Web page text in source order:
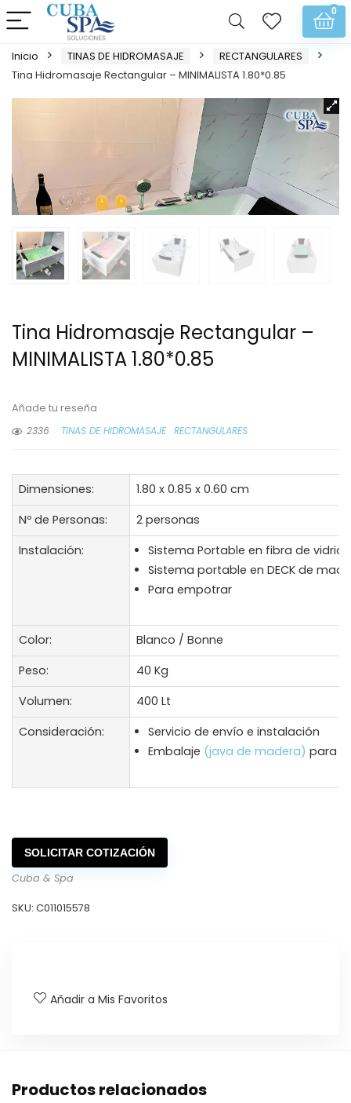
0
Inicio TINAS DE HIDROMASAJE
RECTANGULARES
Tina Hidromasaje Rectangular – MINIMALISTA 1.80*0.85
Tina Hidromasaje Rectangular –
MINIMALISTA 1.80*0.85
Añade tu reseña
2336
TINAS DE HIDROMASAJE RECTANGULARES
Dimensiones:
1.80 x 0.85 x 0.60 cm
Nº de Personas:
2 personas
Instalación:
Sistema Portable en fibra de vidrio
Sistema portable en DECK de
Para empotrar
Color:
Blanco / Bonne
Peso:
40 Kg
Volumen:
400 Lt
Consideración:
Servicio de envío e instalación
Embalaje (java de madera) para
SOLICITAR COTIZACIÓN
Cuba & Spa
SKU: C011015578
Añadir a Mis Favoritos
Productos relacionados